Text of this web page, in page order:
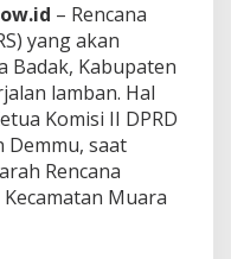
– Rencana
yang akan
Badak, Kabupaten
lamban. Hal
Komisi II DPRD
Demmu, saat
Rencana
Muara